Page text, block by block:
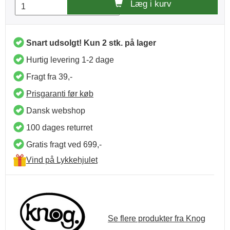
Læg i kurv
Snart udsolgt! Kun 2 stk. på lager
Hurtig levering 1-2 dage
Fragt fra 39,-
Prisgaranti før køb
Dansk webshop
100 dages returret
Gratis fragt ved 699,-
Vind på Lykkehjulet
Se flere produkter fra Knog